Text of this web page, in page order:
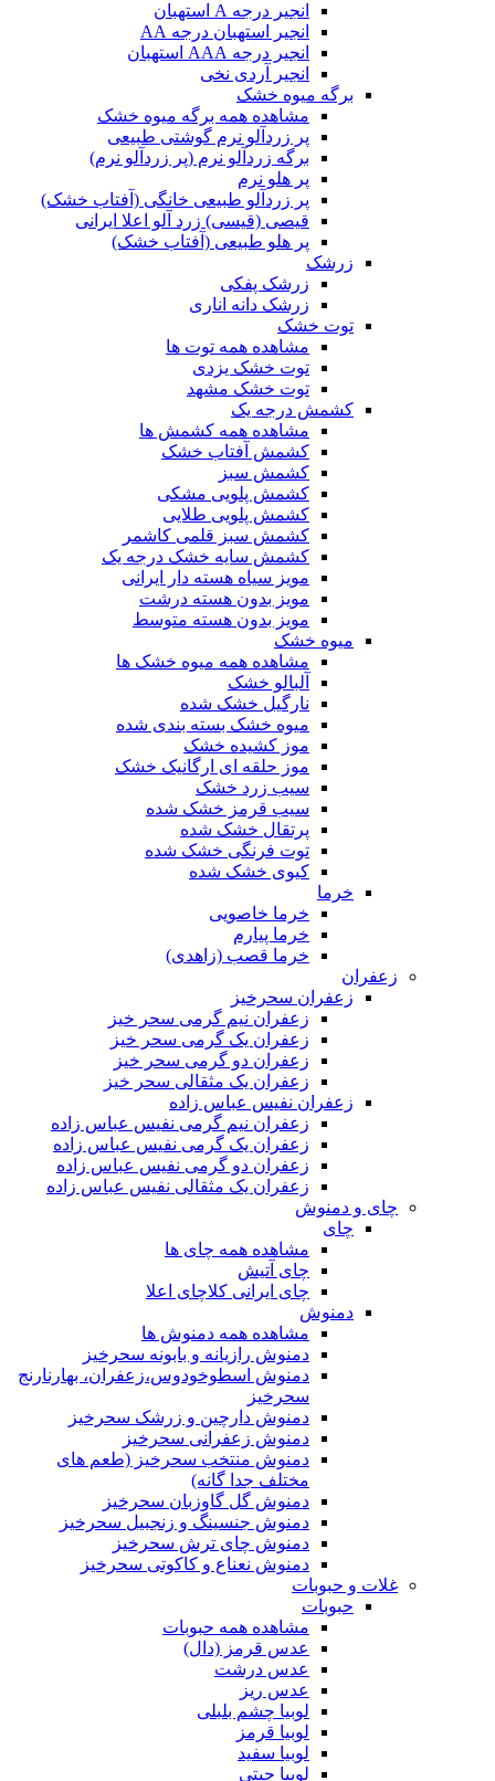
انجیر درجه A استهبان
انجیر استهبان درجه AA
انجیر درجه AAA استهبان
انجیر آردی نخی
برگه میوه خشک
مشاهده همه برگه میوه خشک
پر زردآلو نرم گوشتی طبیعی
برگه زردآلو نرم (پر زردآلو نرم)
پر هلو نرم
پر زردآلو طبیعی خانگی (آفتاب خشک)
قیصی (قیسی) زرد آلو اعلا ایرانی
پر هلو طبیعی (آفتاب خشک)
زرشک
زرشک پفکی
زرشک دانه اناری
توت خشک
مشاهده همه توت ها
توت خشک یزدی
توت خشک مشهد
کشمش درجه یک
مشاهده همه کشمش ها
کشمش آفتاب خشک
کشمش سبز
کشمش پلویی مشکی
کشمش پلویی طلایی
کشمش سبز قلمی کاشمر
کشمش سایه خشک درجه یک
مویز سیاه هسته دار ایرانی
مویز بدون هسته درشت
مویز بدون هسته متوسط
میوه خشک
مشاهده همه میوه خشک ها
آلبالو خشک
نارگیل خشک شده
میوه خشک بسته بندی شده
موز کشیده خشک
موز حلقه ای ارگانیک خشک
سیب زرد خشک
سیب قرمز خشک شده
پرتقال خشک شده
توت فرنگی خشک شده
کیوی خشک شده
خرما
خرما خاصویی
خرما پیارم
خرما قصب (زاهدی)
زعفران
زعفران سحرخیز
زعفران نیم گرمی سحر خیز
زعفران یک گرمی سحر خیز
زعفران دو گرمی سحر خیز
زعفران یک مثقالی سحر خیز
زعفران نفیس عباس زاده
زعفران نیم گرمی نفیس عباس زاده
زعفران یک گرمی نفیس عباس زاده
زعفران دو گرمی نفیس عباس زاده
زعفران یک مثقالی نفیس عباس زاده
چای و دمنوش
چای
مشاهده همه چای ها
چای آتیش
چای ایرانی کلاچای اعلا
دمنوش
مشاهده همه دمنوش ها
دمنوش رازیانه و بابونه سحرخیز
دمنوش اسطوخودوس،زعفران، بهارنارنج
سحرخیز
دمنوش دارچین و زرشک سحرخیز
دمنوش زعفرانی سحرخیز
دمنوش منتخب سحرخیز (طعم های
مختلف جدا گانه)
دمنوش گل گاوزبان سحرخیز
دمنوش جنسینگ و زنجبیل سحرخیز
دمنوش چای ترش سحرخیز
دمنوش نعناع و کاکوتی سحرخیز
غلات و حبوبات
حبوبات
مشاهده همه حبوبات
عدس قرمز (دال)
عدس درشت
عدس ریز
لوبیا چشم بلبلی
لوبیا قرمز
لوبیا سفید
لوبیا چیتی